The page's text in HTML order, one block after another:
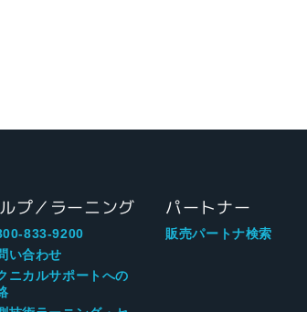
プ／ラーニング
833-9200
い合わせ
ニカルサポートへの
パートナー
販売パートナ検索